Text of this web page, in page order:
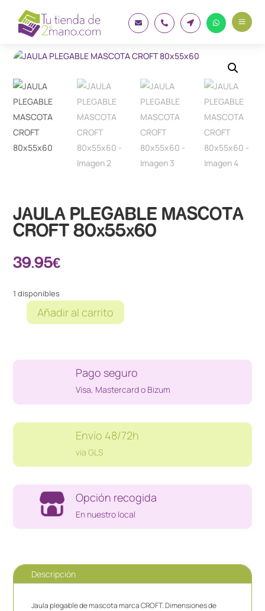
    a
JAULA PLEGABLE MASCOTA
CROFT 80x55x60
39.95€
1 disponibles
JAULA
CROFT
Añadir al carrito
Pago seguro
Visa, Mastercard o Bizum
Envío 48/72h
vía GLS
Opción recogida
En nuestro local
Descripción
Jaula plegable de mascota marca CROFT. Dimensiones de